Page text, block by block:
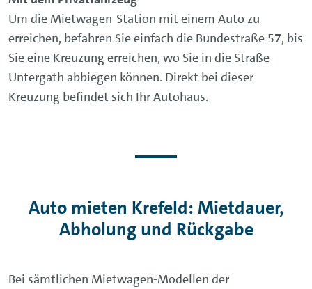
Um die Mietwagen-Station mit einem Auto zu
erreichen, befahren Sie einfach die Bundestraße 57, bis
Sie eine Kreuzung erreichen, wo Sie in die Straße
Untergath abbiegen können. Direkt bei dieser
Kreuzung befindet sich Ihr Autohaus.
Auto mieten Krefeld: Mietdauer,
Abholung und Rückgabe
Bei sämtlichen Mietwagen-Modellen der